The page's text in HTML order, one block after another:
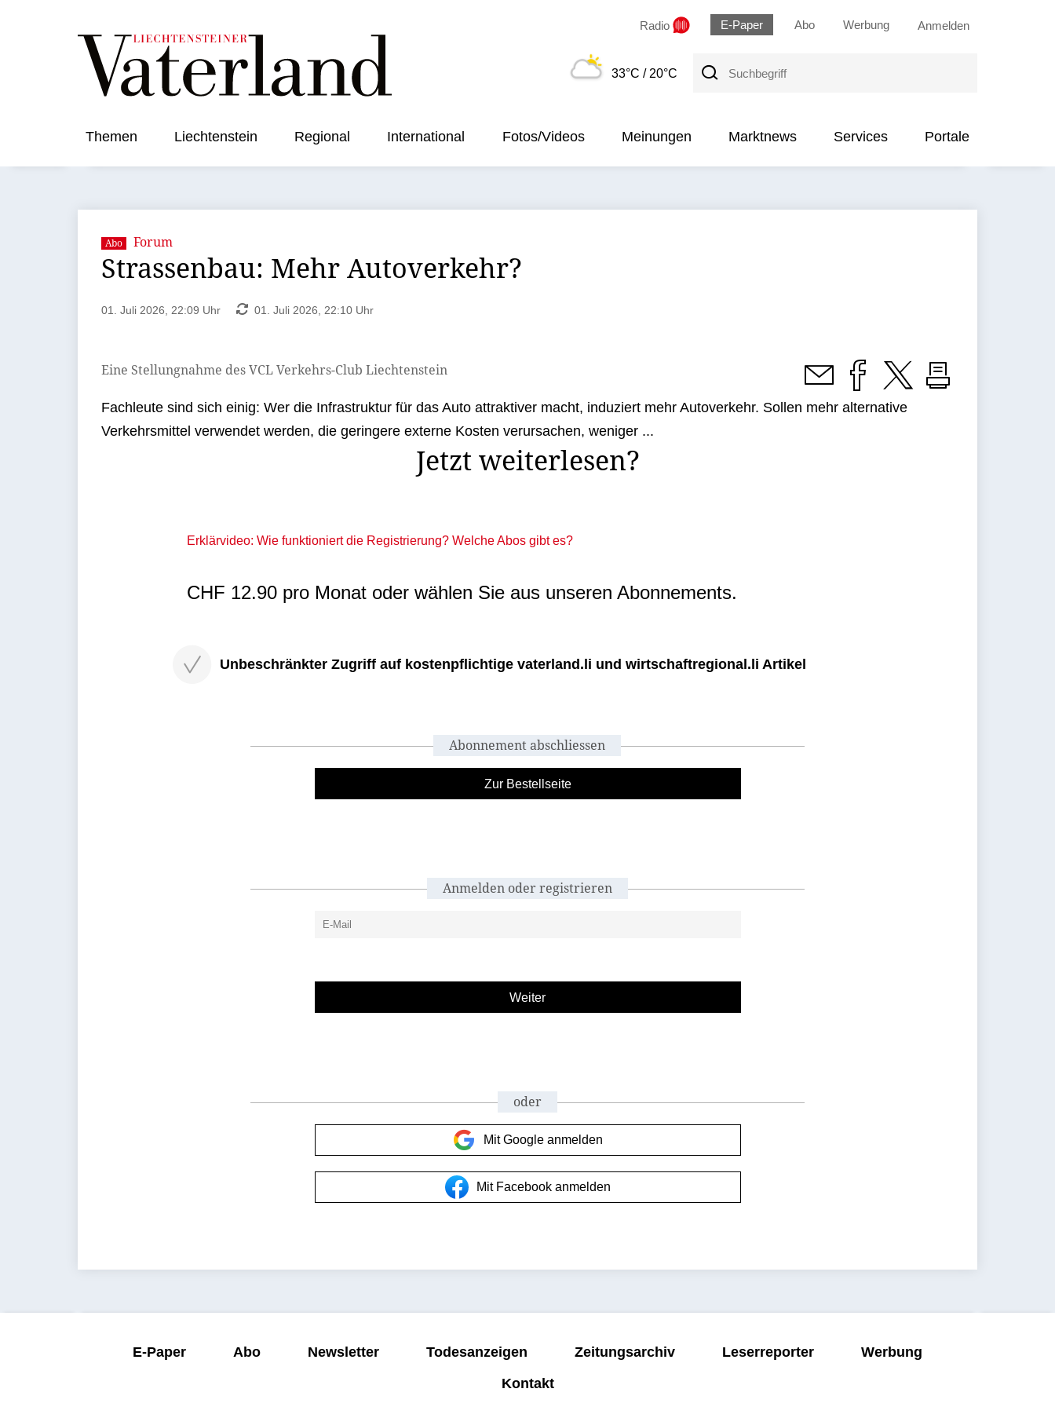
Radio E-Paper Abo Werbung Anmelden
33°C / 20°C
Suchbegriff
Themen Liechtenstein Regional International Fotos/Videos Meinungen Marktnews Services Portale
Abo Forum
Strassenbau: Mehr Autoverkehr?
01. Juli 2026, 22:09 Uhr 01. Juli 2026, 22:10 Uhr
Eine Stellungnahme des VCL Verkehrs-Club Liechtenstein
Fachleute sind sich einig: Wer die Infrastruktur für das Auto attraktiver macht, induziert mehr Autoverkehr. Sollen mehr alternative
Verkehrsmittel verwendet werden, die geringere externe Kosten verursachen, weniger ...
Jetzt weiterlesen?
Erklärvideo: Wie funktioniert die Registrierung? Welche Abos gibt es?
CHF 12.90 pro Monat oder wählen Sie aus unseren Abonnements.
Unbeschränkter Zugriff auf kostenpflichtige vaterland.li und wirtschaftregional.li Artikel
Abonnement abschliessen
Zur Bestellseite
Anmelden oder registrieren
oder
Mit Google anmelden
Mit Facebook anmelden
E-Paper Abo Newsletter Todesanzeigen Zeitungsarchiv Leserreporter
Werbung
Kontakt